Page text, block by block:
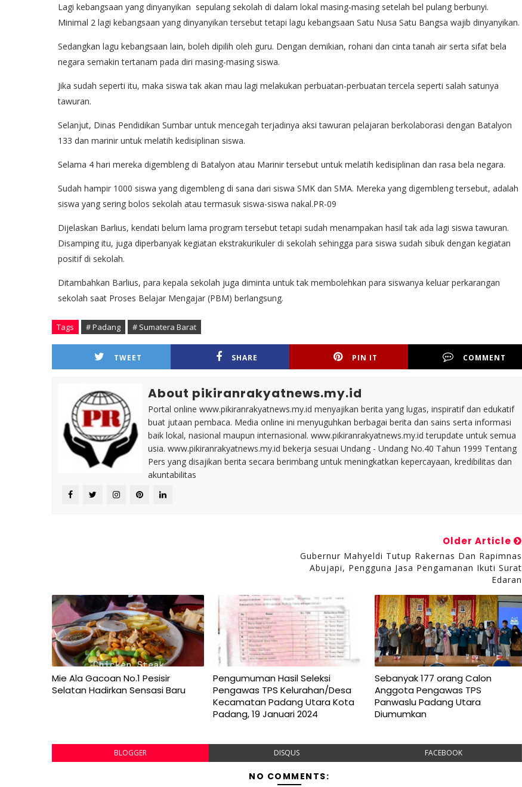
Lagi kebangsaan yang dinyanyikan sepulang sekolah di dalam lokal masing-masing setelah bel pulang berbunyi.
Minimal 2 lagi kebangsaan yang dinyanyikan tersebut tetapi lagu kebangsaan Satu Nusa Satu Bangsa wajib dinyanyikan.
Sedangkan lagu kebangsaan lain, boleh dipilih oleh guru. Dengan demikian, rohani dan cinta tanah air serta sifat bela
negara semakin tertanam pada diri masing-masing siswa.
Jika sudah seperti itu, maka siswa tak akan mau lagi melakukan perbuatan-perbuatan tercela seperti salah satunya
tawuran.
Selanjut, Dinas Pendidikan Sumbar untuk mencegah terjadinya aksi tawuran pelajaran berkolaborasi dengan Batalyon
133 dan marinir untuk melatih kedisiplinan siswa.
Selama 4 hari mereka digembleng di Batalyon atau Marinir tersebut untuk melatih kedisiplinan dan rasa bela negara.
Sudah hampir 1000 siswa yang digembleng di sana dari siswa SMK dan SMA. Mereka yang digembleng tersebut, adalah
siswa yang sering bolos sekolah atau termasuk siswa-siswa nakal.PR-09
Dijelaskan Barlius, kendati belum lama program tersebut tetapi sudah menampakan hasil tak ada lagi siswa tawuran.
Disamping itu, juga diperbanyak kegiatan ekstrakurikuler di sekolah sehingga para siswa sudah sibuk dengan kegiatan
positif di sekolah.
Ditambahkan Barlius, para kepala sekolah juga diminta untuk tak membolehkan para siswanya keluar perkarangan
sekolah saat Proses Belajar Mengajar (PBM) berlangsung.
Tags # Padang # Sumatera Barat
TWEET SHARE PIN IT COMMENT
About pikiranrakyatnews.my.id
Portal online www.pikiranrakyatnews.my.id menyajikan berita yang lugas, inspiratif dan edukatif
buat jutaan pembaca. Media online ini menyuguhkan berbagai berita dan sains serta informasi
baik lokal, nasional maupun internasional. www.pikiranrakyatnews.my.id terupdate untuk semua
usia. www.pikiranrakyatnews.my.id bekerja sesuai Undang - Undang No.40 Tahun 1999 Tentang
Pers yang disajikan berita secara berimbang untuk meningkatkan kepercayaan, kredibilitas dan
akuntabilitas
Older Article
Gubernur Mahyeldi Tutup Rakernas Dan Rapimnas
Abujapi, Pengguna Jasa Pengamanan Ikuti Surat
Edaran
Mie Ala Gacoan No.1 Pesisir
Selatan Hadirkan Sensasi Baru
Pengumuman Hasil Seleksi
Pengawas TPS Kelurahan/Desa
Kecamatan Padang Utara Kota
Padang, 19 Januari 2024
Sebanyak 177 orang Calon
Anggota Pengawas TPS
Panwaslu Padang Utara
Diumumkan
BLOGGER DISQUS FACEBOOK
NO COMMENTS: